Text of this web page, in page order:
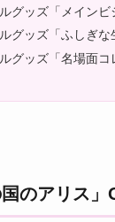
グッズ「メイン
グッズ「ふしぎ
グッズ「名場面
のアリス